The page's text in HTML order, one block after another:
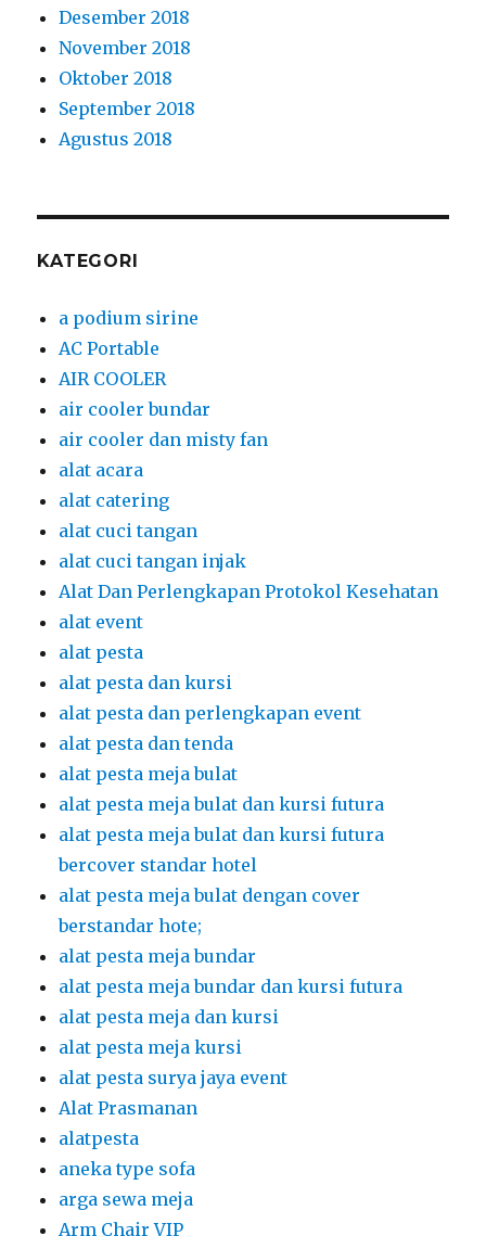
Desember 2018
November 2018
Oktober 2018
September 2018
Agustus 2018
KATEGORI
a podium sirine
AC Portable
AIR COOLER
air cooler bundar
air cooler dan misty fan
alat acara
alat catering
alat cuci tangan
alat cuci tangan injak
Alat Dan Perlengkapan Protokol Kesehatan
alat event
alat pesta
alat pesta dan kursi
alat pesta dan perlengkapan event
alat pesta dan tenda
alat pesta meja bulat
alat pesta meja bulat dan kursi futura
alat pesta meja bulat dan kursi futura
bercover standar hotel
alat pesta meja bulat dengan cover
berstandar hote;
alat pesta meja bundar
alat pesta meja bundar dan kursi futura
alat pesta meja dan kursi
alat pesta meja kursi
alat pesta surya jaya event
Alat Prasmanan
alatpesta
aneka type sofa
arga sewa meja
Arm Chair VIP